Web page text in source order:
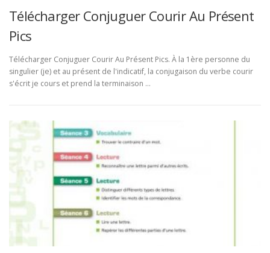
Télécharger Conjuguer Courir Au Présent
Pics
Télécharger Conjuguer Courir Au Présent Pics. À la 1ère personne du
singulier (je) et au présent de l'indicatif, la conjugaison du verbe courir
s'écrit je cours et prend la terminaison …